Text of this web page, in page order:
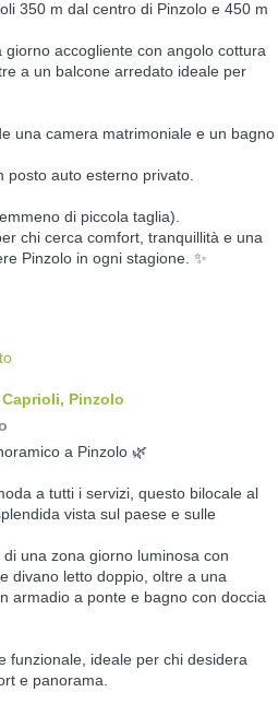
350 m dal centro di Pinzolo e 450 m
giorno accogliente con angolo cottura
a un balcone arredato ideale per
una camera matrimoniale e un bagno
auto esterno privato.
di piccola taglia).
chi cerca comfort, tranquillità e una
Pinzolo in ogni stagione. ✨
Pinzolo
a Pinzolo 🌿
a tutti i servizi, questo bilocale al
vista sul paese e sulle
di una zona giorno luminosa con
divano letto doppio, oltre a una
armadio a ponte e bagno con doccia
funzionale, ideale per chi desidera
e panorama.